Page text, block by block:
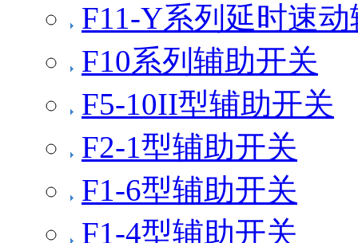
F11-Y系列延时速
F10系列辅助开关
F5-10II型辅助开关
F2-1型辅助开关
F1-6型辅助开关
F1-4型辅助开关